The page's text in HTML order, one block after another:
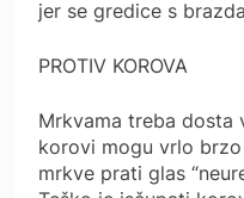
jer se gredice s
PROTIV KOROVA
Mrkvama treba dosta
korovi mogu vrlo
mrkve prati glas